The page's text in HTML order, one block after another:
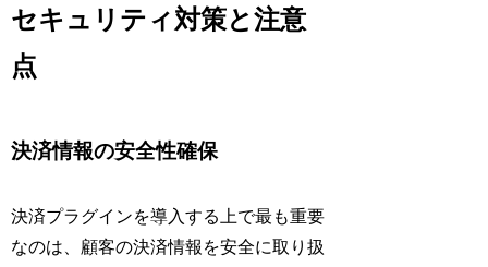
セキュリティ対策と注意
点
決済情報の安全性確保
決済プラグインを導入する上で最も重要
なのは、顧客の決済情報を安全に取り扱